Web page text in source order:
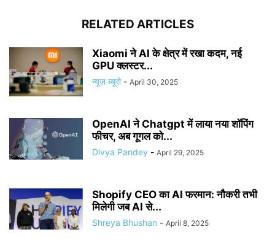
RELATED ARTICLES
Xiaomi ने AI के क्षेत्र में रखा कदम, नई
GPU क्लस्टर...
न्यूज़ ब्यूरो - April 30, 2025
OpenAI ने Chatgpt में लाया नया शॉपिंग
फीचर, अब गूगल को...
Divya Pandey - April 29, 2025
Shopify CEO का AI फरमान: नौकरी तभी
मिलेगी जब AI से...
Shreya Bhushan - April 8, 2025